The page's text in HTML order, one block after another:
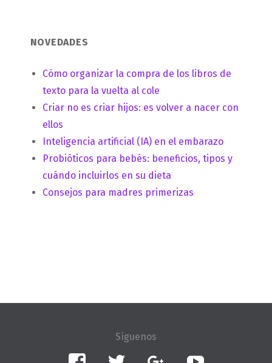
NOVEDADES
Cómo organizar la compra de los libros de
texto para la vuelta al cole
Criar no es criar hijos: es volver a nacer con
ellos
Inteligencia artificial (IA) en el embarazo
Probióticos para bebés: beneficios, tipos y
cuándo incluirlos en su dieta
Consejos para madres primerizas
Facebook Twitter Google+